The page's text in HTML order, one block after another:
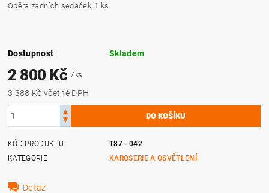
Opěra zadních sedaček, 1 ks.
Dostupnost Skladem
2 800 Kč / ks
3 388 Kč včetně DPH
KÓD PRODUKTU
T87 - 042
KATEGORIE
KAROSERIE A OSVĚTLENÍ
Dotaz